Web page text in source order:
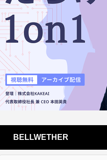
BELLWETHER